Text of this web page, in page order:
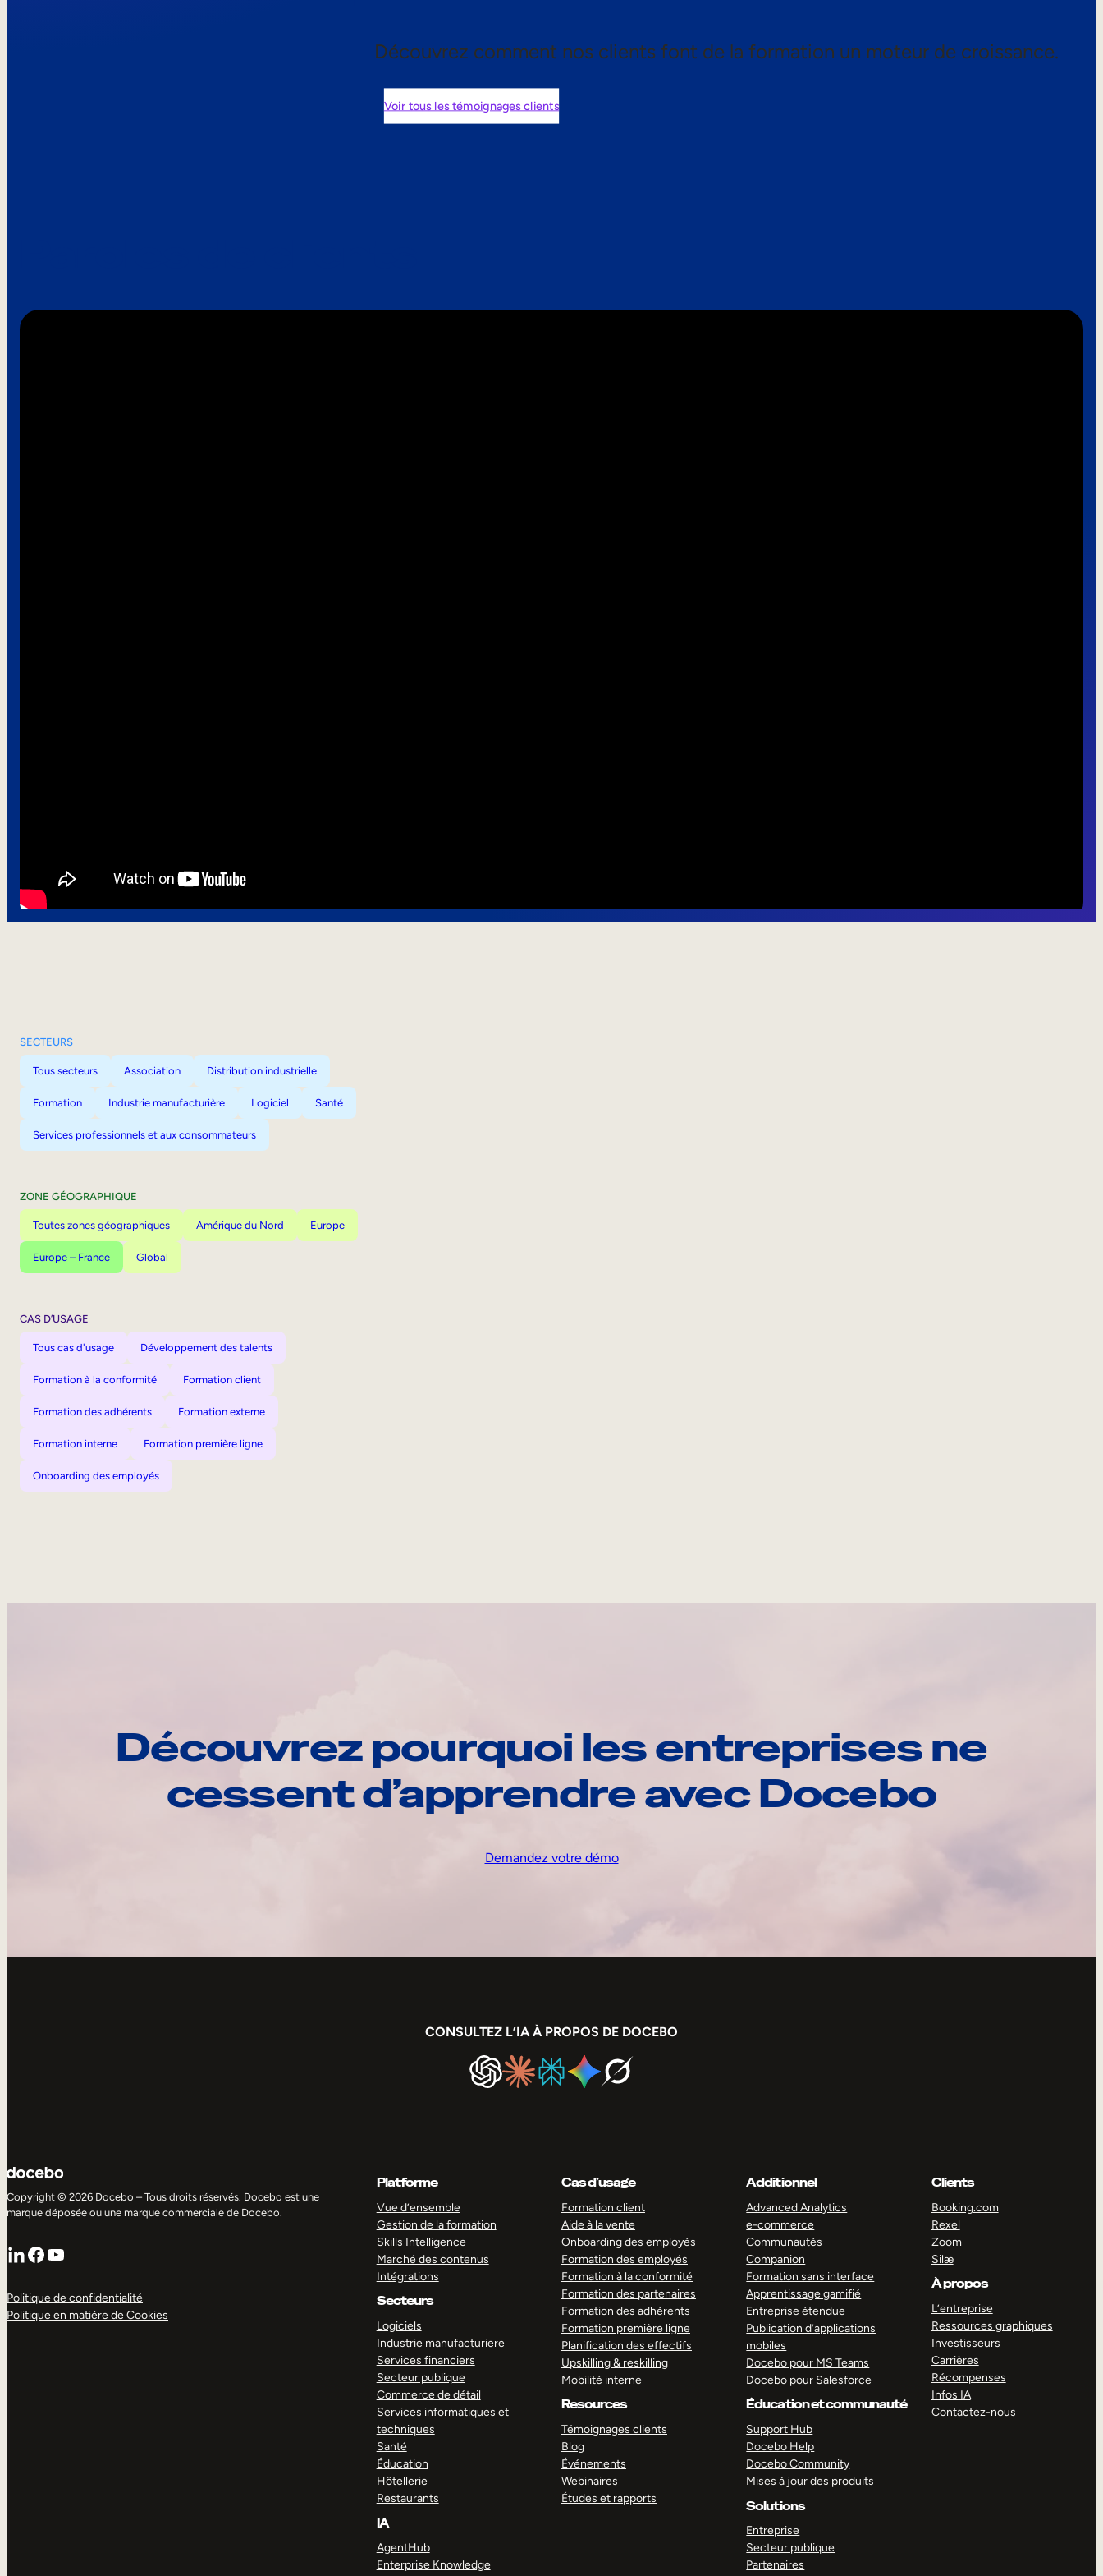
Découvrez comment nos clients font de la formation un moteur de croissance.
Voir tous les témoignages clients
SECTEURS
Tous secteurs Association Distribution industrielle
Formation Industrie manufacturière Logiciel Santé
Services professionnels et aux consommateurs
ZONE GÉOGRAPHIQUE
Toutes zones géographiques Amérique du Nord Europe
Europe – France Global
CAS D’USAGE
Tous cas d'usage Développement des talents
Formation à la conformité Formation client
Formation des adhérents Formation externe
Formation interne Formation première ligne
Onboarding des employés
Découvrez pourquoi les entreprises ne
cessent d’apprendre avec Docebo
Demandez votre démo
CONSULTEZ L’IA À PROPOS DE DOCEBO
Copyright © 2026 Docebo – Tous droits réservés. Docebo est une
marque déposée ou une marque commerciale de Docebo.
LinkedIn
Facebook
YouTube
Politique de confidentialité
Politique en matière de Cookies
Platforme
Vue d’ensemble
Gestion de la formation
Skills Intelligence
Marché des contenus
Intégrations
Secteurs
Logiciels
Industrie manufacturiere
Services financiers
Secteur publique
Commerce de détail
Services informatiques et
techniques
Santé
Éducation
Hôtellerie
Restaurants
IA
AgentHub
Enterprise Knowledge
Cas d’usage
Formation client
Aide à la vente
Onboarding des employés
Formation des employés
Formation à la conformité
Formation des partenaires
Formation des adhérents
Formation première ligne
Planification des effectifs
Upskilling & reskilling
Mobilité interne
Resources
Témoignages clients
Blog
Événements
Webinaires
Études et rapports
Additionnel
Advanced Analytics
e-commerce
Communautés
Companion
Formation sans interface
Apprentissage gamifié
Entreprise étendue
Publication d’applications
mobiles
Docebo pour MS Teams
Docebo pour Salesforce
Éducation et communauté
Support Hub
Docebo Help
Docebo Community
Mises à jour des produits
Solutions
Entreprise
Secteur publique
Partenaires
Clients
Booking.com
Rexel
Zoom
Silæ
À propos
L’entreprise
Ressources graphiques
Investisseurs
Carrières
Récompenses
Infos IA
Contactez-nous